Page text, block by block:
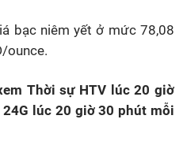
bạc niêm yết ở mức 78,08
ounce.
Thời sự HTV lúc 20 giờ
lúc 20 giờ 30 phút mỗi